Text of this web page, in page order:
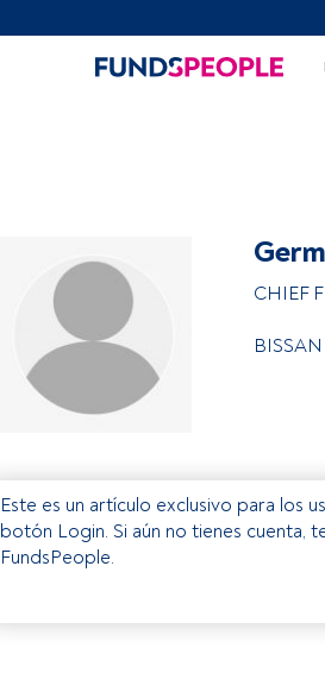
CHIEF
Este es un artículo exclusivo para los
botón Login. Si aún no tienes
FundsPeople.